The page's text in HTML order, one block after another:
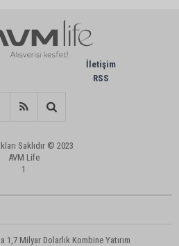
İletişim
RSS
Saklıdır © 2023
AVM Life
1
1,7 Milyar Dolarlık Kombine Yatırım